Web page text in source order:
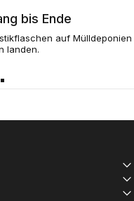
bis Ende
auf Mülldeponien
landen.